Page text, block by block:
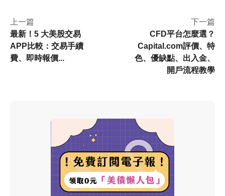
上一篇
最新！5 大美股交易
APP比較：交易手續
費、即時報價...
下一篇
CFD平台怎麼選？
Capital.com評價、特
色、優缺點、出入金、
開戶流程教學